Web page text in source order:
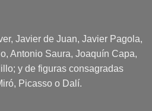
Javier de Juan, Javier Pagola,
Antonio Saura, Joaquín Capa,
y de figuras consagradas
Picasso o Dalí.